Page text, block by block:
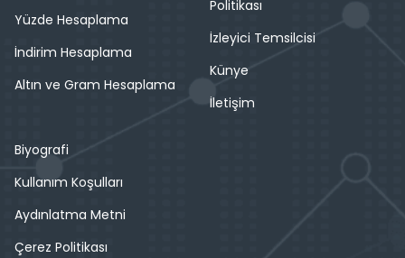
Yüzde Hesaplama
İndirim Hesaplama
Altın ve Gram Hesaplama
Politikası
İzleyici Temsilcisi
Künye
İletişim
Biyografi
Kullanım Koşulları
Aydınlatma Metni
Çerez Politikası